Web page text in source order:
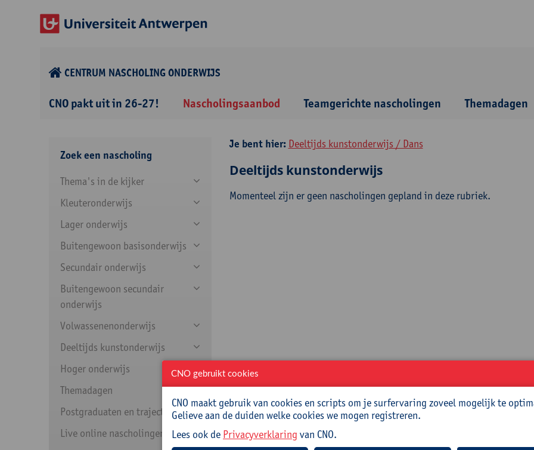
CENTRUM NASCHOLING ONDERWIJS
CNO pakt uit in 26-27! Nascholingsaanbod Teamgerichte nascholingen Themadagen
Zoek een nascholing
Thema's in de kijker
Kleuteronderwijs
Lager onderwijs
Buitengewoon basisonderwijs
Secundair onderwijs
Buitengewoon secundair
onderwijs
Volwassenenonderwijs
Deeltijds kunstonderwijs
Hoger onderwijs
Themadagen
Postgraduaten en trajecten
Live online nascholingen
Je bent hier: Deeltijds kunstonderwijs / Dans
Deeltijds kunstonderwijs
Momenteel zijn er geen nascholingen gepland in deze rubriek.
CNO gebruikt cookies
CNO maakt gebruik van cookies en scripts om je surfervaring zoveel mogelijk te
Gelieve aan de duiden welke cookies we mogen registreren.
Lees ook de Privacyverklaring van CNO.